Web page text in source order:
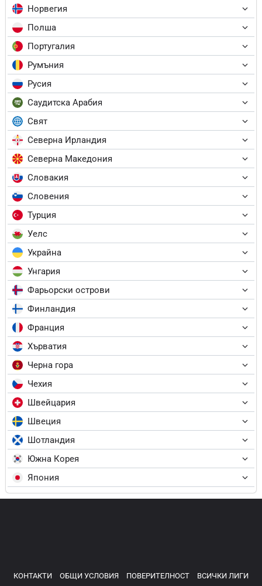
Норвегия
Полша
Португалия
Румъния
Русия
Саудитска Арабия
Свят
Северна Ирландия
Северна Македония
Словакия
Словения
Турция
Уелс
Украйна
Унгария
Фарьорски острови
Финландия
Франция
Хърватия
Черна гора
Чехия
Швейцария
Швеция
Шотландия
Южна Корея
Япония
КОНТАКТИ ОБЩИ УСЛОВИЯ ПОВЕРИТЕЛНОСТ ВСИЧКИ ЛИГИ